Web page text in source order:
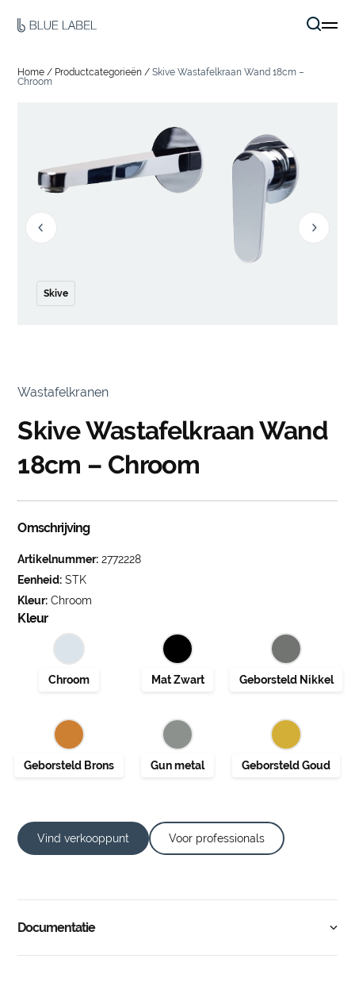
Home / Productcategorieën /Skive Wastafelkraan Wand 18cm –
Chroom
Skive
Wastafelkranen
Skive Wastafelkraan Wand
18cm – Chroom
Omschrijving
Artikelnummer: 2772228
Eenheid: STK
Kleur: Chroom
Kleur
Vind verkooppunt Voor professionals
Documentatie